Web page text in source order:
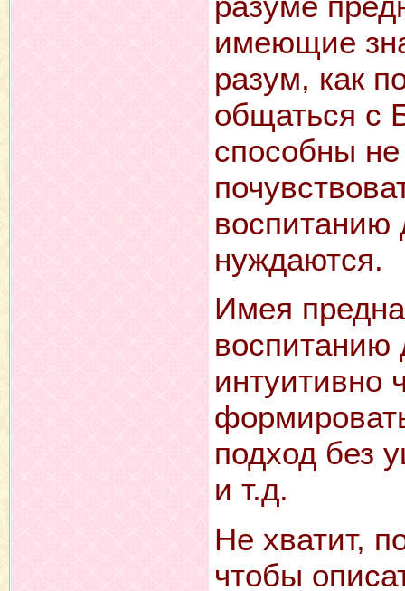
имеющие
разум, как
общаться с
способны
воспитанию
нуждаются.
Имея
воспитанию
интуитивно
подход без
и т.д.
Не хватит,
чтобы